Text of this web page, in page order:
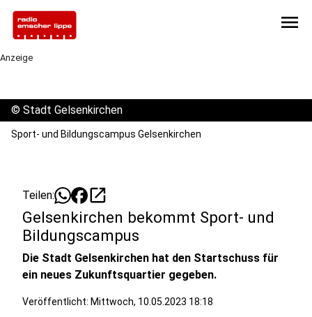
menu
Anzeige
© Stadt Gelsenkirchen
Sport- und Bildungscampus Gelsenkirchen
Teilen: open_in_new
Gelsenkirchen bekommt Sport- und
Bildungscampus
Die Stadt Gelsenkirchen hat den Startschuss für
ein neues Zukunftsquartier gegeben.
Veröffentlicht: Mittwoch, 10.05.2023 18:18